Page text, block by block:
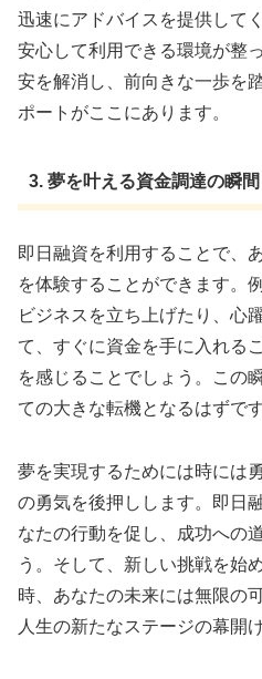
迅速にアドバイスを提供して
安心して利用できる環境が整
安を解消し、前向きな一歩を
ポートがここにあります。
3. 夢を叶える資金調達の瞬間
即日融資を利用することで、
を体験することができます。
ビジネスを立ち上げたり、心
て、すぐに資金を手に入れる
を感じることでしょう。この
ての大きな転機となるはずです
夢を実現するためには時には
の勇気を後押しします。即日
なたの行動を促し、成功への
う。そして、新しい挑戦を始
時、あなたの未来には無限の
人生の新たなステージの幕開